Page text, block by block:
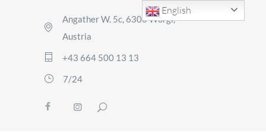
Angather W. 5c, 6300 Wörgl,
Austria
+43 664 500 13 13
7/24
English